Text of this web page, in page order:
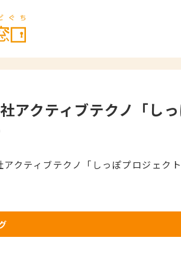
アクティブテクノ「しっ